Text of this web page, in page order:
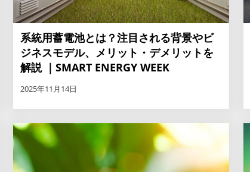
系統用蓄電池とは？注目される背景やビ
ジネスモデル、メリット・デメリットを
解説 ｜SMART ENERGY WEEK
2025年11月14日